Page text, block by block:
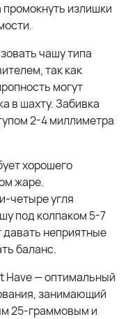
излишки
чашу типа
так как
могут
в шахту. Забивка
2-4 миллиметра
хорошего
жаре.
четыре угля
под колпаком 5-7
давать неприятные
баланс.
Have — оптимальный
занимающий
25-граммовым и